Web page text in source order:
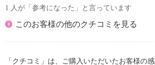
1 人が「参考になった」と言っています
このお客様の他のクチコミを見る
「クチコミ」は、ご購入いただいたお客様の